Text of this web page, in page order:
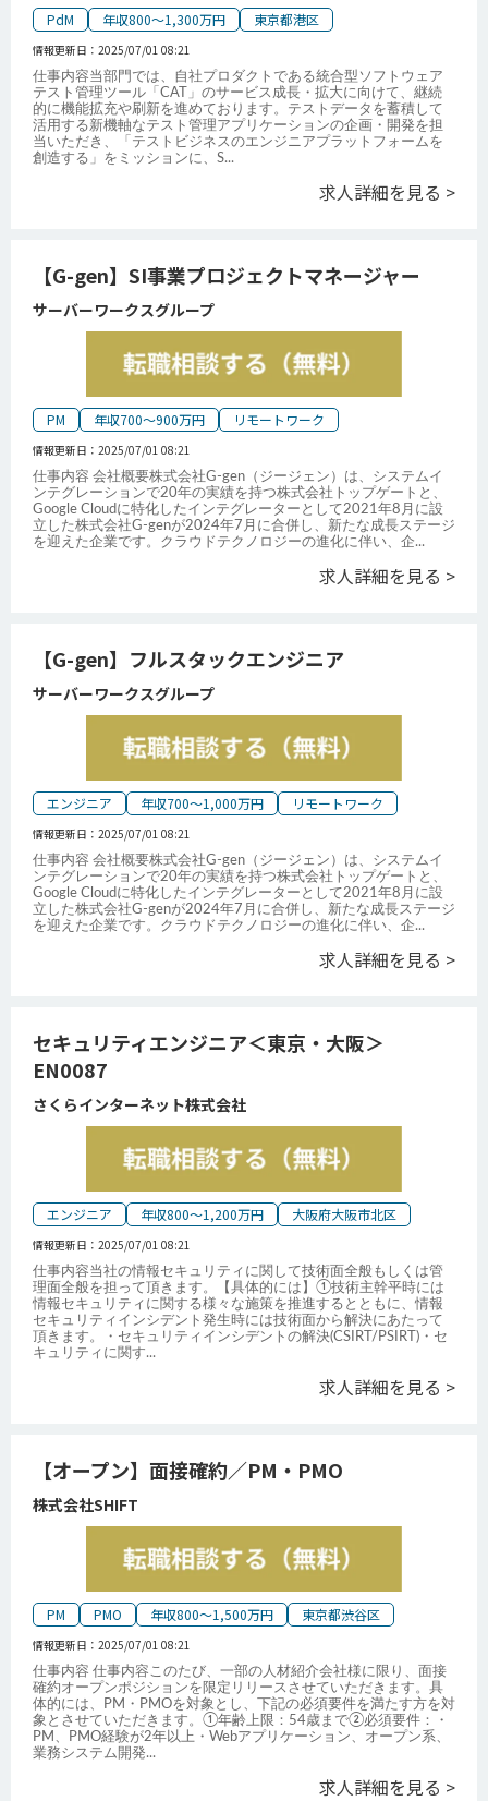
PdM 年収800～1,300万円 東京都港区
情報更新日： 2025/07/01 08:21
仕事内容当部門では、自社プロダクトである統合型ソフトウェア
テスト管理ツール「CAT」のサービス成長・拡大に向けて、継続
的に機能拡充や刷新を進めております。テストデータを蓄積して
活用する新機軸なテスト管理アプリケーションの企画・開発を担
当いただき、「テストビジネスのエンジニアプラットフォームを
創造する」をミッションに、S...
求人詳細を見る >
【G-gen】SI事業プロジェクトマネージャー
サーバーワークスグループ
PM 年収700～900万円 リモートワーク
情報更新日： 2025/07/01 08:21
仕事内容 会社概要株式会社G-gen（ジージェン）は、システムイ
ンテグレーションで20年の実績を持つ株式会社トップゲートと、
Google Cloudに特化したインテグレーターとして2021年8月に設
立した株式会社G-genが2024年7月に合併し、新たな成長ステージ
を迎えた企業です。クラウドテクノロジーの進化に伴い、企...
求人詳細を見る >
【G-gen】フルスタックエンジニア
サーバーワークスグループ
エンジニア 年収700～1,000万円 リモートワーク
情報更新日： 2025/07/01 08:21
仕事内容 会社概要株式会社G-gen（ジージェン）は、システムイ
ンテグレーションで20年の実績を持つ株式会社トップゲートと、
Google Cloudに特化したインテグレーターとして2021年8月に設
立した株式会社G-genが2024年7月に合併し、新たな成長ステージ
を迎えた企業です。クラウドテクノロジーの進化に伴い、企...
求人詳細を見る >
セキュリティエンジニア＜東京・大阪＞
EN0087
さくらインターネット株式会社
エンジニア 年収800～1,200万円 大阪府大阪市北区
情報更新日： 2025/07/01 08:21
仕事内容当社の情報セキュリティに関して技術面全般もしくは管
理面全般を担って頂きます。【具体的には】①技術主幹平時には
情報セキュリティに関する様々な施策を推進するとともに、情報
セキュリティインシデント発生時には技術面から解決にあたって
頂きます。・セキュリティインシデントの解決(CSIRT/PSIRT)・セ
キュリティに関す...
求人詳細を見る >
【オープン】面接確約／PM・PMO
株式会社SHIFT
PM PMO 年収800～1,500万円 東京都渋谷区
情報更新日： 2025/07/01 08:21
仕事内容 仕事内容このたび、一部の人材紹介会社様に限り、面接
確約オープンポジションを限定リリースさせていただきます。具
体的には、PM・PMOを対象とし、下記の必須要件を満たす方を対
象とさせていただきます。①年齢上限：54歳まで②必須要件：・
PM、PMO経験が2年以上・Webアプリケーション、オープン系、
業務システム開発...
求人詳細を見る >